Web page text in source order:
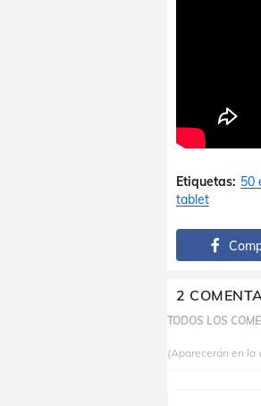
Etiquetas: 50
tablet
2
TODOS LOS
(Aparecerán en la